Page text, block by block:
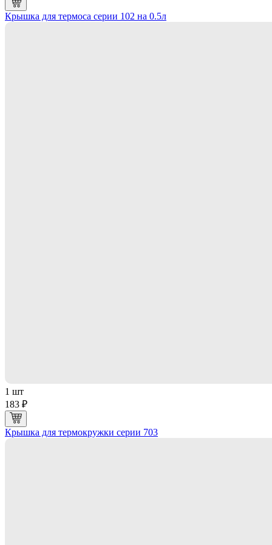
Крышка для термоса серии 102 на 0.5л
1 шт
183 ₽
Крышка для термокружки серии 703